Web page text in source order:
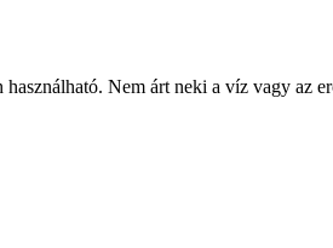
Nem árt neki a víz vagy az